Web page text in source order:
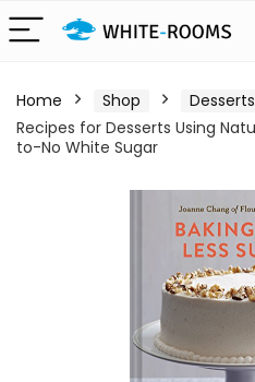
Home Shop Desserts
Recipes for Desserts Using
to-No White Sugar